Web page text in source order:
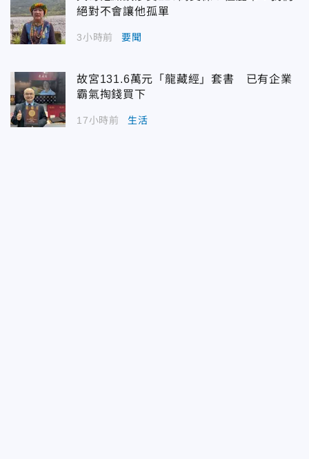
絕對不會讓他孤單
3小時前 要聞
故宮131.6萬元「龍藏經」套書 已有企業
霸氣掏錢買下
17小時前 生活